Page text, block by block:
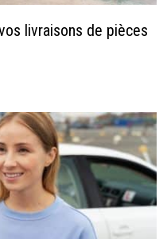
livraisons de pièces